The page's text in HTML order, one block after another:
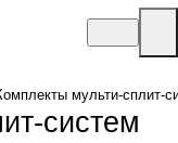
мульти-сплит-
систем